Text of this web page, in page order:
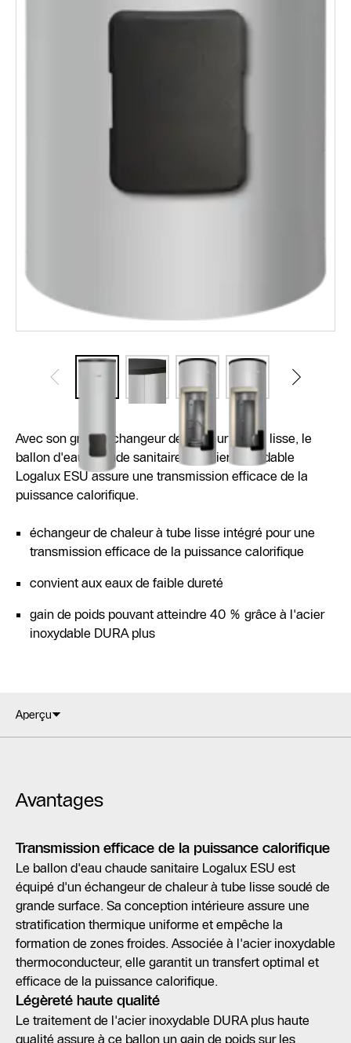
Avec son grand échangeur de chaleur à tube lisse, le
ballon d'eau chaude sanitaire en acier inoxydable
Logalux ESU assure une transmission efficace de la
puissance calorifique.
échangeur de chaleur à tube lisse intégré pour une
transmission efficace de la puissance calorifique
convient aux eaux de faible dureté
gain de poids pouvant atteindre 40 % grâce à l'acier
inoxydable DURA plus
Aperçu
Avantages
Transmission efficace de la puissance calorifique
Le ballon d'eau chaude sanitaire Logalux ESU est
équipé d'un échangeur de chaleur à tube lisse soudé de
grande surface. Sa conception intérieure assure une
stratification thermique uniforme et empêche la
formation de zones froides. Associée à l'acier inoxydable
thermoconducteur, elle garantit un transfert optimal et
efficace de la puissance calorifique.
Légèreté haute qualité
Le traitement de l'acier inoxydable DURA plus haute
qualité assure à ce ballon un gain de poids sur les